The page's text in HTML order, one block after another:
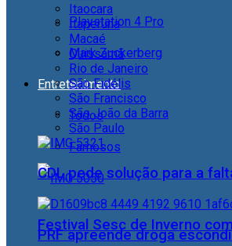
Playstation 4 Pro
Mark Zuckerberg
Entretenimento
Todos
Famosos
Festival Sesc de Inverno
Itaocara
Itaperuna
Macaé
Quissamã
Rio de Janeiro
São Fidélis
São Francisco
São João da Barra
São Paulo
CDL pede solução para a
PRF apreende droga